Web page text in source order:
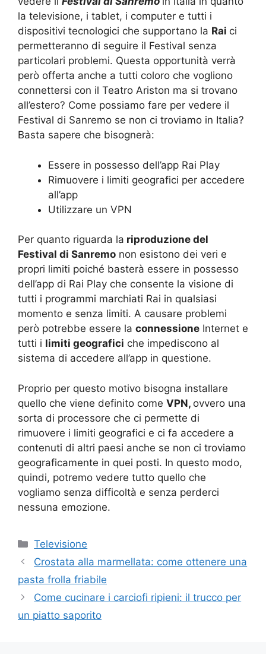
la televisione, i tablet, i computer e tutti i
dispositivi tecnologici che supportano la Rai ci
permetteranno di seguire il Festival senza
particolari problemi. Questa opportunità verrà
però offerta anche a tutti coloro che vogliono
connettersi con il Teatro Ariston ma si trovano
all’estero? Come possiamo fare per vedere il
Festival di Sanremo se non ci troviamo in Italia?
Basta sapere che bisognerà:
Essere in possesso dell’app Rai Play
Rimuovere i limiti geografici per accedere
all’app
Utilizzare un VPN
Per quanto riguarda la riproduzione del
Festival di Sanremo non esistono dei veri e
propri limiti poiché basterà essere in possesso
dell’app di Rai Play che consente la visione di
tutti i programmi marchiati Rai in qualsiasi
momento e senza limiti. A causare problemi
però potrebbe essere la connessione Internet e
tutti i limiti geografici che impediscono al
sistema di accedere all’app in questione.
Proprio per questo motivo bisogna installare
quello che viene definito come VPN, ovvero una
sorta di processore che ci permette di
rimuovere i limiti geografici e ci fa accedere a
contenuti di altri paesi anche se non ci troviamo
geograficamente in quei posti. In questo modo,
quindi, potremo vedere tutto quello che
vogliamo senza difficoltà e senza perderci
nessuna emozione.
Categorie
Televisione
Crostata alla marmellata: come ottenere una
pasta frolla friabile
Come cucinare i carciofi ripieni: il trucco per
un piatto saporito